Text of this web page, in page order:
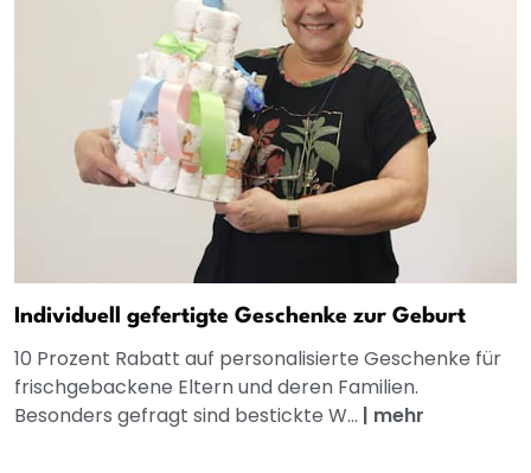
Individuell gefertigte Geschenke zur Geburt
10 Prozent Rabatt auf personalisierte Geschenke für
frischgebackene Eltern und deren Familien.
Besonders gefragt sind bestickte W... | mehr